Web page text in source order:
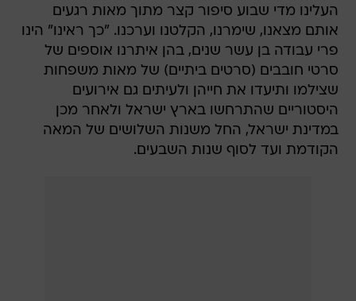
העלינו מדי שבוע סיפור קצר מתוך מאות רגעים
אותם מצאנו, שימרנו, הקלטנו וערכנו. "כך ראינו" הינו
פרי עבודה בן עשר שנים, בהן איתרנו אוספים של
סרטי חובבים (סרטים ביתיים) של מאות משפחות
שצילמו ותיעדו את חייהן ולעיתים גם אירועים
היסטוריים שהתרחשו בארץ ישראל ולאחר מכן
במדינת ישראל, החל משנות השלושים של המאה
הקודמת ועד לסוף שנות השבעים.